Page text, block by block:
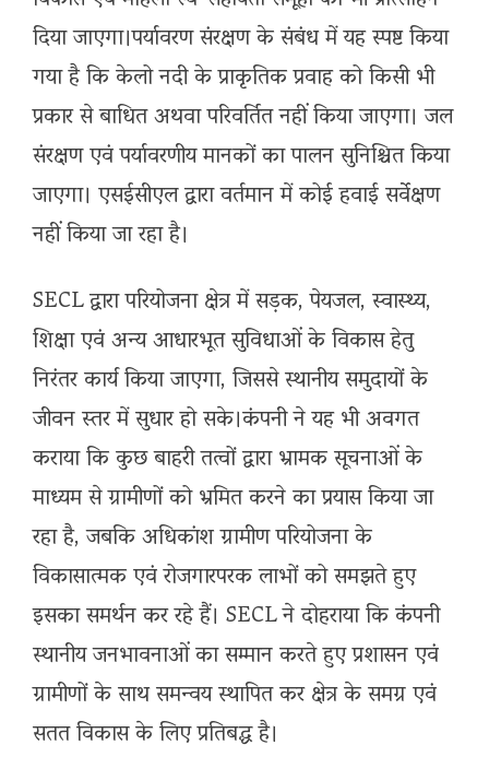
दिया जाएगा।पर्यावरण संरक्षण के संबंध में यह स्पष्ट किया
गया है कि केलो नदी के प्राकृतिक प्रवाह को किसी भी
प्रकार से बाधित अथवा परिवर्तित नहीं किया जाएगा। जल
संरक्षण एवं पर्यावरणीय मानकों का पालन सुनिश्चित किया
जाएगा। एसईसीएल द्वारा वर्तमान में कोई हवाई सर्वेक्षण
नहीं किया जा रहा है।
SECL द्वारा परियोजना क्षेत्र में सड़क, पेयजल, स्वास्थ्य,
शिक्षा एवं अन्य आधारभूत सुविधाओं के विकास हेतु
निरंतर कार्य किया जाएगा, जिससे स्थानीय समुदायों के
जीवन स्तर में सुधार हो सके।कंपनी ने यह भी अवगत
कराया कि कुछ बाहरी तत्वों द्वारा भ्रामक सूचनाओं के
माध्यम से ग्रामीणों को भ्रमित करने का प्रयास किया जा
रहा है, जबकि अधिकांश ग्रामीण परियोजना के
विकासात्मक एवं रोजगारपरक लाभों को समझते हुए
इसका समर्थन कर रहे हैं। SECL ने दोहराया कि कंपनी
स्थानीय जनभावनाओं का सम्मान करते हुए प्रशासन एवं
ग्रामीणों के साथ समन्वय स्थापित कर क्षेत्र के समग्र एवं
सतत विकास के लिए प्रतिबद्ध है।